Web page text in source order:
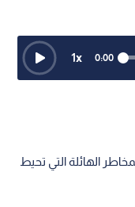
0:00
1x
الهائلة التي تحيط